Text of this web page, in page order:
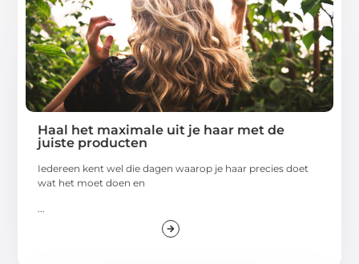
Haal het maximale uit je haar met de
juiste producten
Iedereen kent wel die dagen waarop je haar precies doet
wat het moet doen en
...